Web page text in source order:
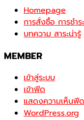
Homepage
การสั่งซื้อ การชำ
บทความ สาระน่ารู้
MEMBER
เข้าสู่ระบบ
เข้าฟีด
แสดงความเห็นฟีด
WordPress.org